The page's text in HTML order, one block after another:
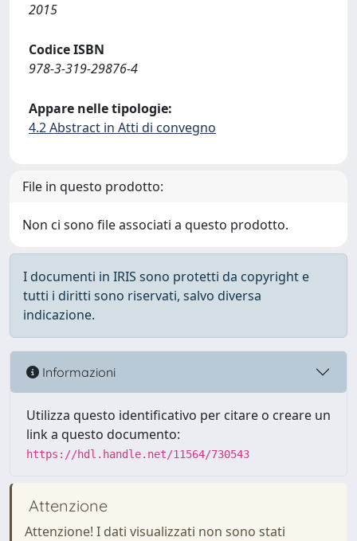
2015
Codice ISBN
978-3-319-29876-4
Appare nelle tipologie:
4.2 Abstract in Atti di convegno
File in questo prodotto:
Non ci sono file associati a questo prodotto.
I documenti in IRIS sono protetti da copyright e
tutti i diritti sono riservati, salvo diversa
indicazione.
Informazioni
Utilizza questo identificativo per citare o creare un
link a questo documento:
https://hdl.handle.net/11564/730543
Attenzione
Attenzione! I dati visualizzati non sono stati